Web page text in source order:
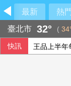
最新 熱門
臺北市 32° (
快訊 王品上半